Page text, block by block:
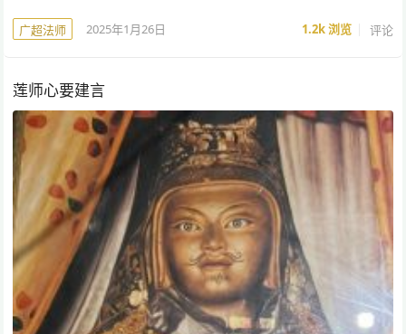
广超法师 2025年1月26日 1.2k浏览 评论
莲师心要建言